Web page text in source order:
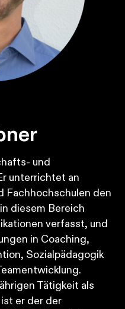
und
unterrichtet an
Fachhochschulen den
diesem Bereich
verfasst, und
in Coaching,
Sozialpädagogik
Tätigkeit als
er der der